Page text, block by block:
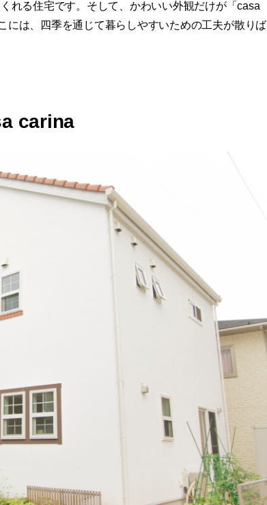
れる住宅です。そして、かわいい外観だけが「casa
には、四季を通じて暮らしやすいための工夫が散りば
carina